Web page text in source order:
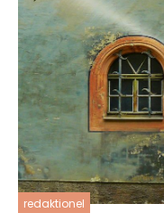
redaktionel